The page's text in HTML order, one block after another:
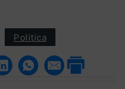
Politica